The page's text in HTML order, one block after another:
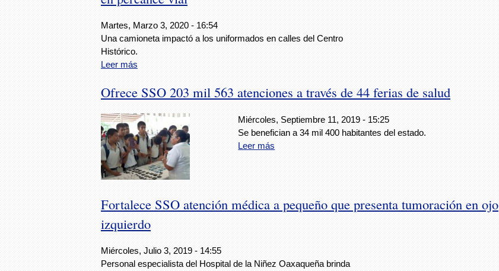
Martes, Marzo 3, 2020 - 16:54
Una camioneta impactó a los uniformados en calles del Centro
Histórico.
Leer más
Ofrece SSO 203 mil 563 atenciones a través de 44 ferias de salud
Miércoles, Septiembre 11, 2019 - 15:25
Se benefician a 34 mil 400 habitantes del estado.
Leer más
Fortalece SSO atención médica a pequeño que presenta tumoración en ojo
izquierdo
Miércoles, Julio 3, 2019 - 14:55
Personal especialista del Hospital de la Niñez Oaxaqueña brinda